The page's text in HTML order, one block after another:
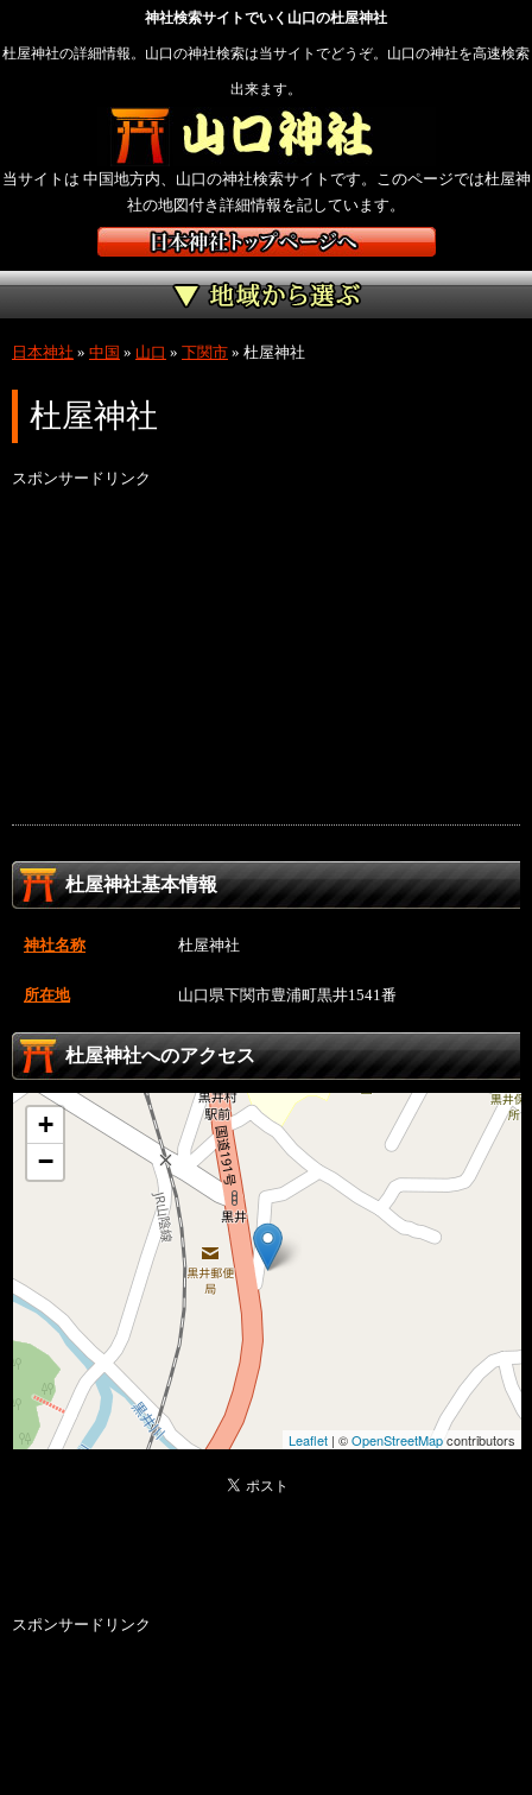
神社検索サイトでいく山口の杜屋神社
杜屋神社の詳細情報。山口の神社検索は当サイトでどうぞ。山口の神社を高速検索
出来ます。
当サイトは 中国地方内、山口の神社検索サイトです。このページでは杜屋神
社の地図付き詳細情報を記しています。
日本神社 » 中国 » 山口 » 下関市 » 杜屋神社
杜屋神社
スポンサードリンク
杜屋神社基本情報
神社名称 杜屋神社
所在地 山口県下関市豊浦町黒井1541番
杜屋神社へのアクセス
+
−
Leaflet | ©OpenStreetMapcontributors
スポンサードリンク